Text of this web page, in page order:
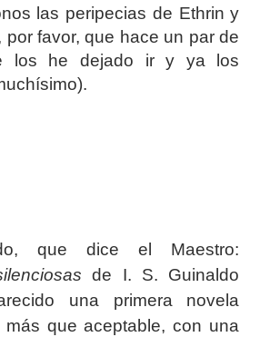
las peripecias de Ethrin y
por favor, que hace un par de
los he dejado ir y ya los
que dice el Maestro:
de I. S. Guinaldo
una primera novela
más que aceptable, con una